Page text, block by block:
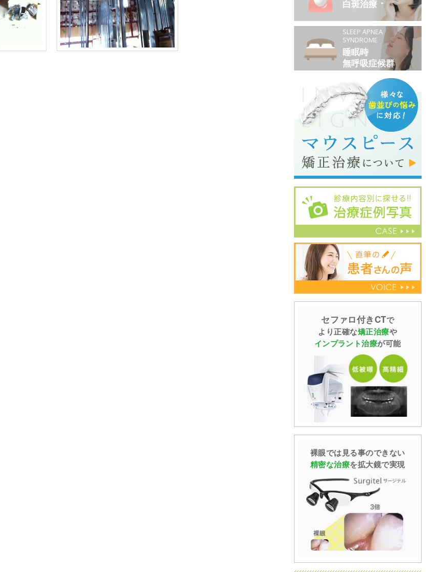
白斑治療
SLEEP APNEA
SYNDROME
睡眠時
無呼吸症候群
セファロ付きCTで
より正確な矯正治療や
インプラント治療が可能
裸眼では見る事のできない
精密な治療を拡大鏡で実現